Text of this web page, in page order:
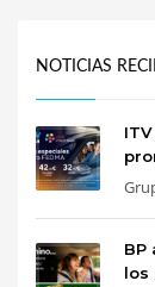
NOTICIAS
BP
los